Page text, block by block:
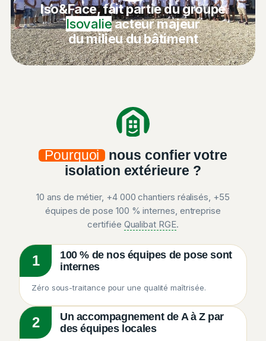
Iso&Face, fait partie du groupe
Isovalieacteur majeur
du milieu du bâtiment
Pourquoi
nous confier votre
isolation extérieure ?
10 ans de métier, +4 000 chantiers réalisés, +55
équipes de pose 100 % internes, entreprise
certifiée Qualibat RGE.
1
100 % de nos équipes de pose sont
internes
Zéro sous-traitance pour une qualité maîtrisée.
2
Un accompagnement de A à Z par
des équipes locales